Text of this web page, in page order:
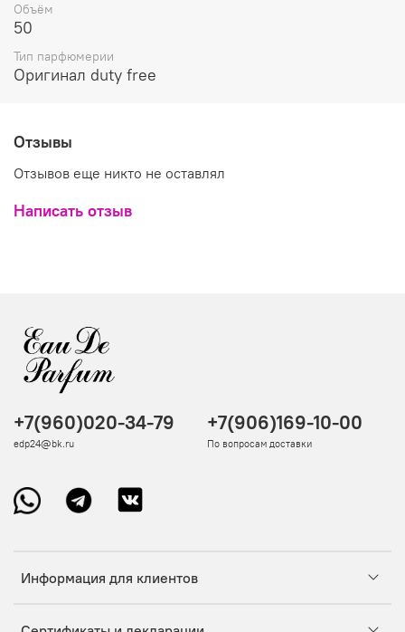
Объём
50
Тип парфюмерии
Оригинал duty free
Отзывы
Отзывов еще никто не оставлял
Написать отзыв
Информация для клиентов
+7(960)020-34-79
edp24@bk.ru
+7(906)169-10-00
По вопросам доставки